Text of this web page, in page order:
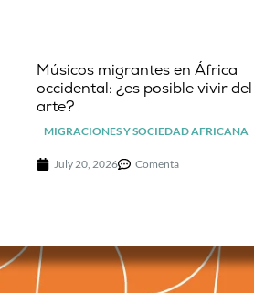
Músicos migrantes en África
occidental: ¿es posible vivir del
arte?
MIGRACIONES Y SOCIEDAD AFRICANA
July 20, 2026 Comenta